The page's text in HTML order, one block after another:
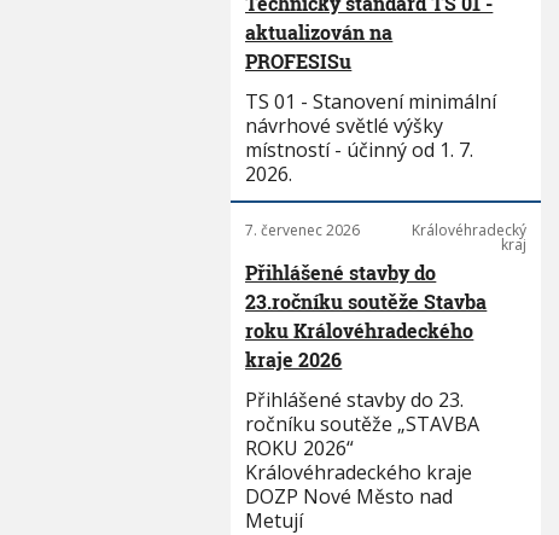
aktualizován na
PROFESISu
TS 01 - Stanovení minimální
návrhové světlé výšky
místností - účinný od 1. 7.
2026.
7. červenec 2026 Královéhradecký
kraj
Přihlášené stavby do
23.ročníku soutěže Stavba
roku Královéhradeckého
kraje 2026
Přihlášené stavby do 23.
ročníku soutěže „STAVBA
ROKU 2026“
Královéhradeckého kraje
DOZP Nové Město nad
Metují